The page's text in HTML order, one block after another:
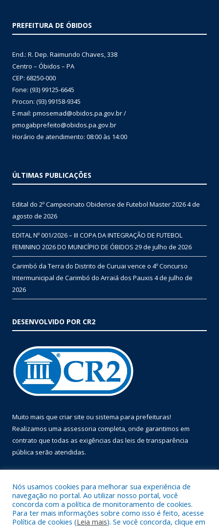
PREFEITURA DE ÓBIDOS
End.: R. Dep. Raimundo Chaves, 338
Centro – Óbidos – PA
CEP: 68250-000
Fone: (93) 99125-6645
Procon: (93) 99158-9345
E-mail: pmosemad@obidos.pa.gov.br /
pmogabprefeito@obidos.pa.gov.br
Horário de atendimento: 08:00 às 14:00
ÚLTIMAS PUBLICAÇÕES
Edital do 2º Campeonato Obidense de Futebol Master 20264 de
agosto de 2026
EDITAL Nº 001/2026 – III COPA DA INTEGRAÇÃO DE FUTEBOL
FEMININO 2026 DO MUNICÍPIO DE ÓBIDOS 29 de julho de 2026
Carimbó da Terra do Distrito de Curuai vence o 4º Concurso
Intermunicipal de Carimbó do Arraiá dos Pauxis 4 de julho de
2026
DESENVOLVIDO POR CR2
Muito mais que criar site ou sistema para prefeituras!
Realizamos uma assessoria completa, onde garantimos em
contrato que todas as exigências das leis de transparência
pública serão atendidas.
Nós usamos cookies para melhorar sua experiência de
navegação no portal. Ao utilizar nosso portal, você
concorda com a política de monitoramento de cookies.
Para ter mais informações sobre como isso é feito, acesse
Política de cookies (Leia mais). Se você concorda, clique em